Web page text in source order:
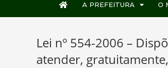
A PREFEITURA O
Lei nº 554-2006 –
atender,